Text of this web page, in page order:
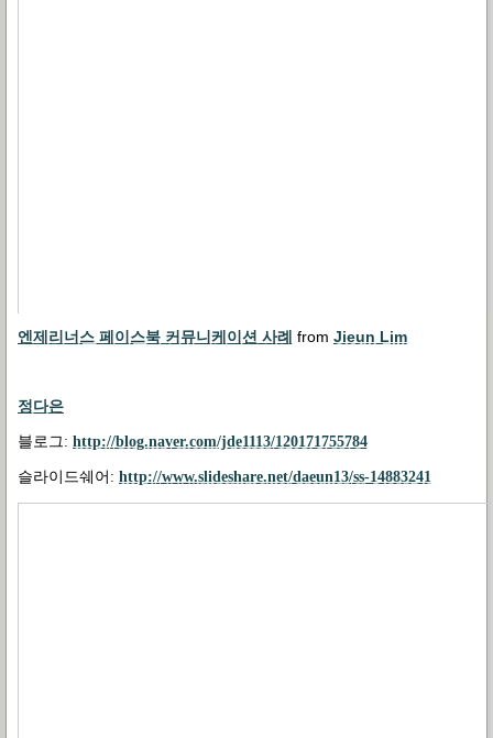
엔제리너스 페이스북 커뮤니케이션 사례 from Jieun Lim
정다은
블로그: http://blog.naver.com/jde1113/120171755784
슬라이드쉐어 : http://www.slideshare.net/daeun13/ss-14883241